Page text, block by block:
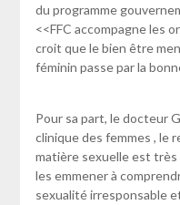
du programme
<<FFC accompagne les
croit que le bien être
féminin passe par la
Pour sa part, le docteur
clinique des femmes , le
matière sexuelle est
les emmener à
sexualité irresponsable